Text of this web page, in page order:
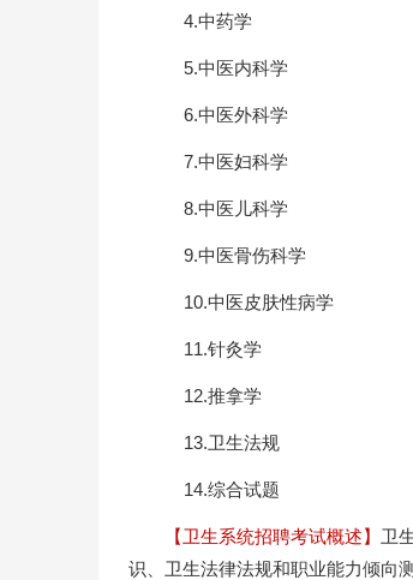
4.中药学
5.中医内科学
6.中医外科学
7.中医妇科学
8.中医儿科学
9.中医骨伤科学
10.中医皮肤性病学
11.针灸学
12.推拿学
13.卫生法规
14.综合试题
【卫生系统招聘考试概述】 卫
识、卫生法律法规和职业能力倾向